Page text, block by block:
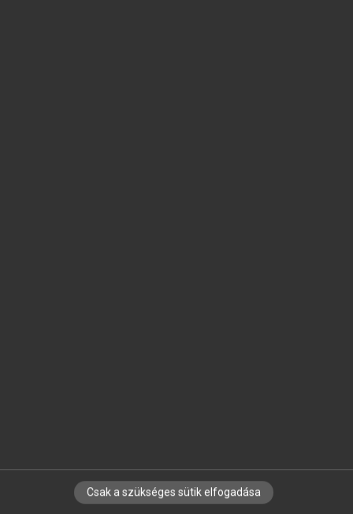
IRATKOZZ FEL HÍRLEVELÜNKRE!
Csak a szükséges sütik elfogadása